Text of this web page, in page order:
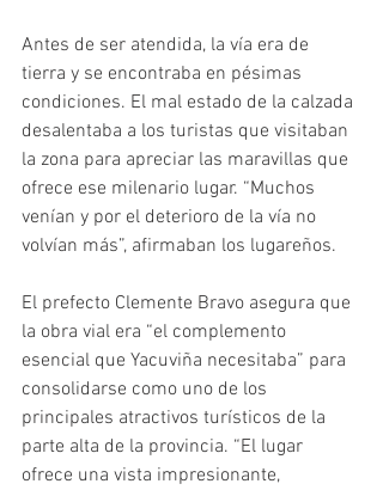
Antes de ser atendida, la vía era de
tierra y se encontraba en pésimas
condiciones. El mal estado de la calzada
desalentaba a los turistas que visitaban
la zona para apreciar las maravillas que
ofrece ese milenario lugar. “Muchos
venían y por el deterioro de la vía no
volvían más”, afirmaban los lugareños.
El prefecto Clemente Bravo asegura que
la obra vial era “el complemento
esencial que Yacuviña necesitaba” para
consolidarse como uno de los
principales atractivos turísticos de la
parte alta de la provincia. “El lugar
ofrece una vista impresionante,